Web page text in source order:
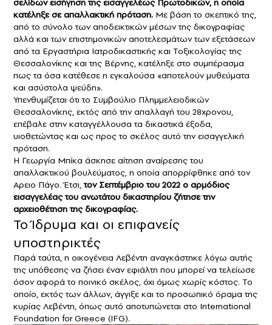
κατέληξε σε απαλλακτική πρόταση. Με βάση το σκεπτικό της,
από το σύνολο των αποδεικτικών μέσων της δικογραφίας
αλλά και των επιστημονικών αποτελεσμάτων των εξετάσεων
από τα Εργαστήρια Ιατροδικαστικής και Τοξικολογίας της
Θεσσαλονίκης και της Βέρνης, κατέληξε στο συμπέρασμα
πως τα όσα κατέθεσε η εγκαλούσα «αποτελούν μυθεύματα
και ασύστολα ψεύδη».
Υπενθυμίζεται ότι το Συμβούλιο Πλημμελειοδικών
Θεσσαλονίκης, εκτός από την απαλλαγή του 28χρονου,
επέβαλε στην καταγγέλλουσα τα δικαστικά έξοδα,
υιοθετώντας και ως προς το σκέλος αυτό την εισαγγελική
πρόταση.
Η Γεωργία Μπίκα άσκησε αίτηση αναίρεσης του
απαλλακτικού βουλεύματος, η οποία απορρίφθηκε από τον
Αρειο Πάγο. Έτσι,τον Σεπτέμβριο του 2022 ο αρμόδιος
εισαγγελέας του ανωτάτου δικαστηρίου ζήτησε την
αρχειοθέτηση της δικογραφίας.
Το Ίδρυμα και οι επιφανείς
υποστηρικτές
Παρά ταύτα, η οικογένεια Λεβέντη αναγκάστηκε λόγω αυτής
της υπόθεσης να ζήσει έναν εφιάλτη που μπορεί να τελείωσε
όσον αφορά το ποινικό σκέλος, όχι όμως χωρίς κόστος. Το
οποίο, εκτός των άλλων, άγγιξε και το προσωπικό όραμα της
κυρίας Λεβέντη, όπως αυτό αποτυπώνεται στο International
Foundation for Greece (IFG).